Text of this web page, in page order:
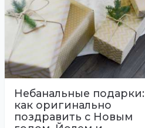
Небанальные подарки:
как оригинально
поздравить с Новым